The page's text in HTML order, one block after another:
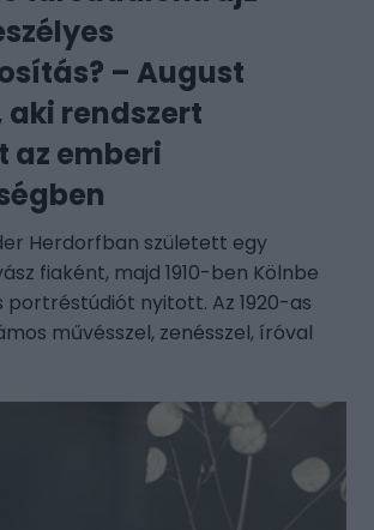
– August
aki rendszert
az emberi
Herdorfban született egy
fiaként, majd 1910-ben Kölnbe
portréstúdiót nyitott. Az 1920-as
művésszel, zenésszel, íróval